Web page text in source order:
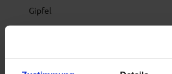
Gipfel